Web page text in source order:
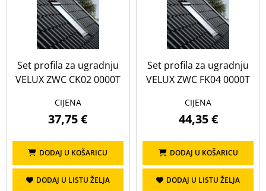
Set profila za ugradnju
VELUX ZWC CK02 0000T
CIJENA
37,75 €
DODAJ U KOŠARICU
DODAJ U LISTU ŽELJA
Set profila za ugradnju
VELUX ZWC FK04 0000T
CIJENA
44,35 €
DODAJ U KOŠARICU
DODAJ U LISTU ŽELJA